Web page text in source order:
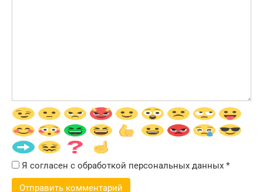
Я согласен с обработкой персональных данных *